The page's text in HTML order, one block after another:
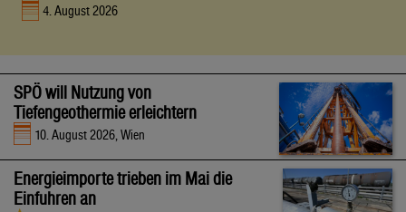
4. August 2026
SPÖ will Nutzung von
Tiefengeothermie erleichtern
10. August 2026, Wien
Energieimporte trieben im Mai die
Einfuhren an